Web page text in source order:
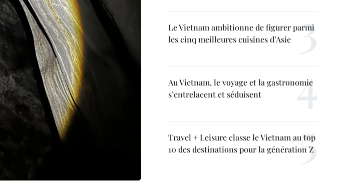
Le Vietnam ambitionne de figurer parmi
les cinq meilleures cuisines d’Asie
Au Vietnam, le voyage et la gastronomie
s’entrelacent et séduisent
Travel + Leisure classe le Vietnam au top
10 des destinations pour la génération Z